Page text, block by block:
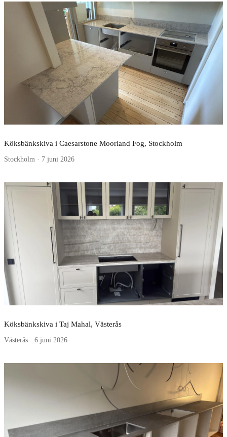
Köksbänkskiva i Caesarstone Moorland Fog, Stockholm
Stockholm · 7 juni 2026
Köksbänkskiva i Taj Mahal, Västerås
Västerås · 6 juni 2026